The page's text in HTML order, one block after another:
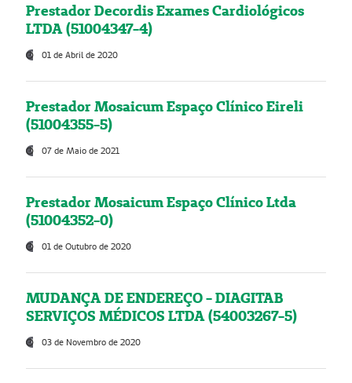
Prestador Decordis Exames Cardiológicos
LTDA (51004347-4)
01 de Abril de 2020
Prestador Mosaicum Espaço Clínico Eireli
(51004355-5)
07 de Maio de 2021
Prestador Mosaicum Espaço Clínico Ltda
(51004352-0)
01 de Outubro de 2020
MUDANÇA DE ENDEREÇO - DIAGITAB
SERVIÇOS MÉDICOS LTDA (54003267-5)
03 de Novembro de 2020